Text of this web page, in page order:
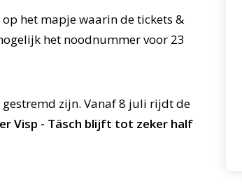
het mapje waarin de tickets &
het noodnummer voor 23
zijn. Vanaf 8 juli rijdt de
Visp - Täsch blijft tot zeker half